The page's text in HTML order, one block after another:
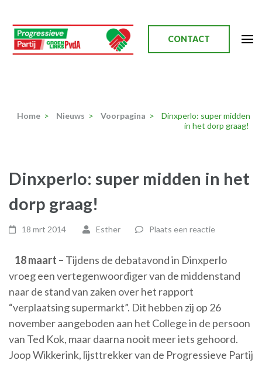
naar
inhoud
(Druk
CONTACT
Home > Nieuws > Voorpagina >
Dinxperlo: super midden
in het dorp graag!
Dinxperlo: super midden in het
dorp graag!
18 mrt 2014 Esther Plaats een reactie
18 maart – Tijdens de debatavond in Dinxperlo
vroeg een vertegenwoordiger van de middenstand
naar de stand van zaken over het rapport
“verplaatsing supermarkt”. Dit hebben zij op 26
november aangeboden aan het College in de persoon
van Ted Kok, maar daarna nooit meer iets gehoord.
Joop Wikkerink, lijsttrekker van de Progressieve Partij